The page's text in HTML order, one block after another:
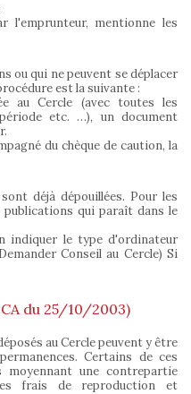
l'emprunteur, mentionne les
ou qui ne peuvent se déplacer
est la suivante :
au Cercle (avec toutes les
etc. …), un document
du chèque de caution, la
déjà dépouillées. Pour les
qui paraît dans le
indiquer le type d'ordinateur
Conseil au Cercle) Si
du 25/10/2003)
au Cercle peuvent y être
Certains de ces
moyennant une contrepartie
frais de reproduction et